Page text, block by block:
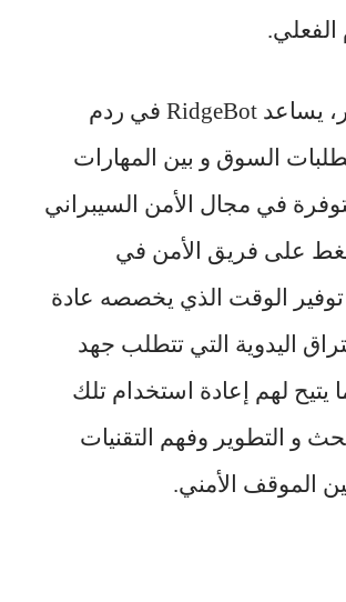
ومن جانب آخر، يساعد RidgeBot في ردم
السوق و بين المهارات
في مجال الأمن السيبراني
على فريق الأمن في
الوقت الذي يخصصه عادة
اليدوية التي تتطلب جهد
يتيح لهم إعادة استخدام تلك
و التطوير وفهم التقنيات
الموقف الأمني.